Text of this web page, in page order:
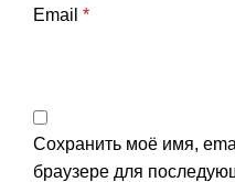
Email *
Сохранить моё имя,
браузере для